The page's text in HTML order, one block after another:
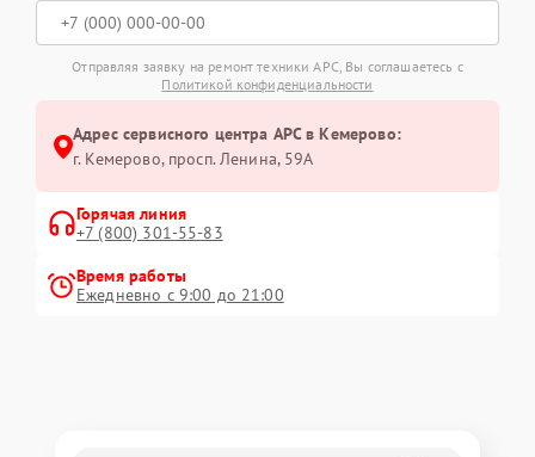
Отправляя заявку на ремонт техники APC, Вы соглашаетесь с
Политикой конфиденциальности
Адрес сервисного центра APC в Кемерово:
г. Кемерово, просп. Ленина, 59А
Горячая линия
+7 (800) 301-55-83
Время работы
Ежедневно с 9:00 до 21:00